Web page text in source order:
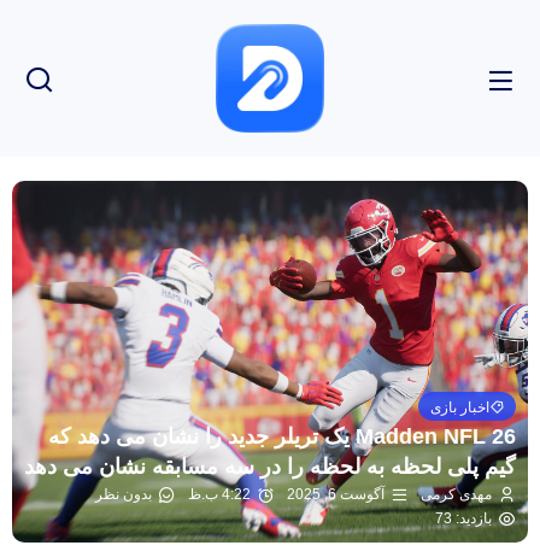
اخبار بازی
Madden NFL 26 یک تریلر جدید را نشان می دهد که
گیم پلی لحظه به لحظه را در سه مسابقه نشان می دهد
مهدی کرمی آگوست 6, 2025 4:22 ب.ظ
بدون نظر
بازدید: 73